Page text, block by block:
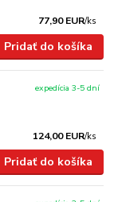
77,90 EUR/ks
Pridať do košíka
124,00 EUR/ks
expedícia 3-5 dní
Pridať do košíka